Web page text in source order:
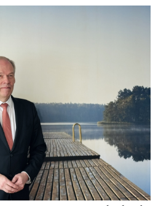
Nông nghiệp & Biển đảo
Tin Nông nghiệp & Biển